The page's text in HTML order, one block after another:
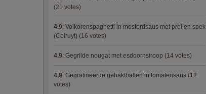
(21 votes)
4.9: Volkorenspaghetti in mosterdsaus met prei en spek
(Colruyt) (16 votes)
4.9: Gegrilde nougat met esdoornsiroop (14 votes)
4.9: Gegratineerde gehaktballen in tomatensaus (12
votes)